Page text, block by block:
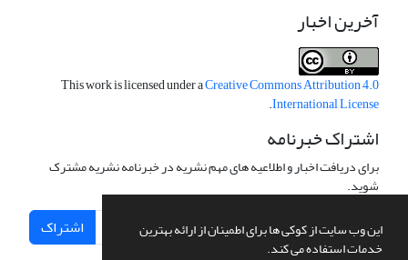
این وب سایت از کوکی ها برای اطمینان از ارائه بهترین
خدمات استفاده می کند.
آخرین اخبار
This work is licensed under aCreative Commons Attribution 4.0
International License
.
اشتراک خبرنامه
برای دریافت اخبار و اطلاعیه های مهم نشریه در خبرنامه نشریه مشترک
شوید.
اشتراک